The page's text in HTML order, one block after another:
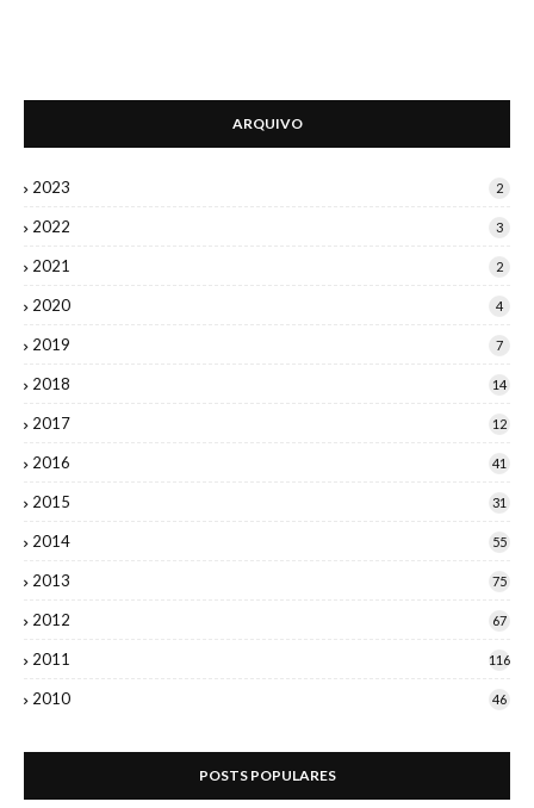
ARQUIVO
2023 2
2022 3
2021 2
2020 4
2019 7
2018 14
2017 12
2016 41
2015 31
2014 55
2013 75
2012 67
2011 116
2010 46
POSTS POPULARES